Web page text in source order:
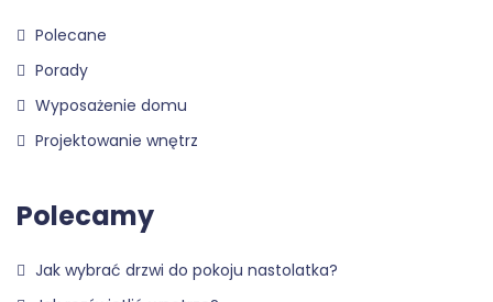
Polecane
Porady
Wyposażenie domu
Projektowanie wnętrz
Polecamy
Jak wybrać drzwi do pokoju nastolatka?